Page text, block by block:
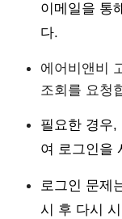
이메일을 통
다.
에어비앤비
조회를 요청
필요한 경우,
여 로그인을
로그인 문제
시 후 다시